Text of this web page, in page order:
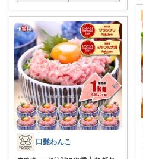
口髭わんこ